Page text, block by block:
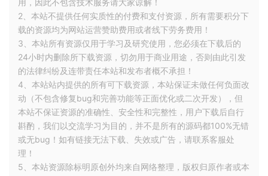
用，因此不包含技术服务请大家谅解！
2、本站不提供任何实质性的付费和支付资源，所有需要积分下
载的资源均为网站运营赞助费用或者线下劳务费用！
3、本站所有资源仅用于学习及研究使用，您必须在下载后的
24小时内删除所下载资源，切勿用于商业用途，否则由此引发
的法律纠纷及连带责任本站和发布者概不承担！
4、本站站内提供的所有可下载资源，本站保证未做任何负面改
动（不包含修复bug和完善功能等正面优化或二次开发），但
本站不保证资源的准确性、安全性和完整性，用户下载后自行
斟酌，我们以交流学习为目的，并不是所有的源码都100%无错
或无bug！如有链接无法下载、失效或广告，请联系客服处
理！
5、本站资源除标明原创外均来自网络整理，版权归原作者或本